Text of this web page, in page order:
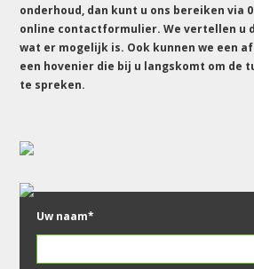
onderhoud, dan kunt u ons bereiken via
online contactformulier. We vertellen u
wat er mogelijk is. Ook kunnen we een
een hovenier die bij u langskomt om de
te spreken.
Uw naam*